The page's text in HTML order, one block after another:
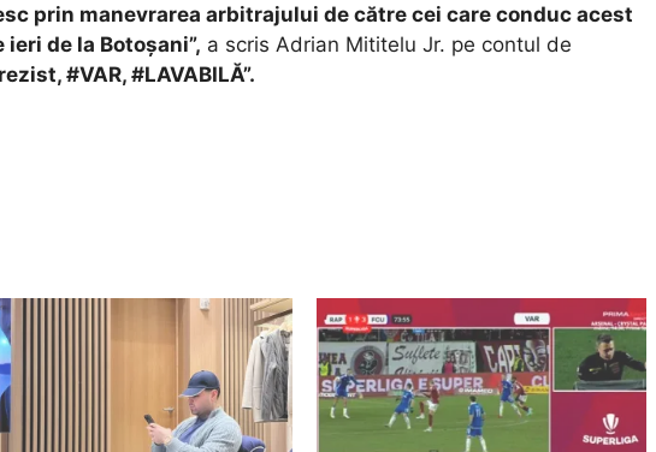
prin manevrarea arbitrajului de către cei care conduc acest
de la Botoșani”, a scris Adrian Mititelu Jr. pe contul de
#VAR, #LAVABILĂ”.